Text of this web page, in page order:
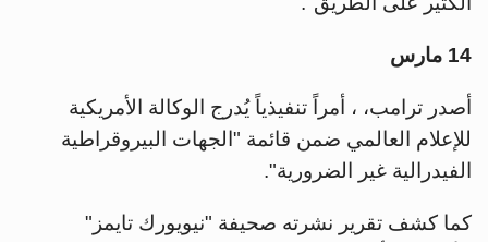
14 مارس
أصدر ترامب، ، أمراً تنفيذياً يُدرج الوكالة الأمريكية
للإعلام العالمي ضمن قائمة "الجهات البيروقراطية
الفيدرالية غير الضرورية".
كما كشف تقرير نشرته صحيفة "نيويورك تايمز"